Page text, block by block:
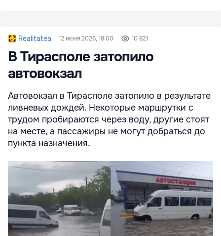
Realitatea 12 июня 2026, 18:00 10 821
В Тирасполе затопило
автовокзал
Автовокзал в Тирасполе затопило в результате
ливневых дождей. Некоторые маршрутки с
трудом пробираются через воду, другие стоят
на месте, а пассажиры не могут добраться до
пункта назначения.